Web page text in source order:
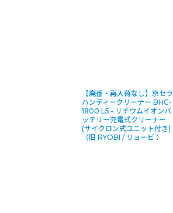
【廃番・再入荷なし】京セラ
ハンディークリーナー BHC-
1800 L5 - リチウムイオンバ
ッテリー充電式クリーナー
(サイクロン式ユニット付き)
（旧 RYOBI / リョービ ）